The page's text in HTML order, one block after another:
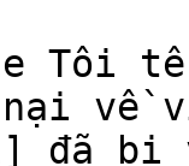
Tôi
về
đã bị